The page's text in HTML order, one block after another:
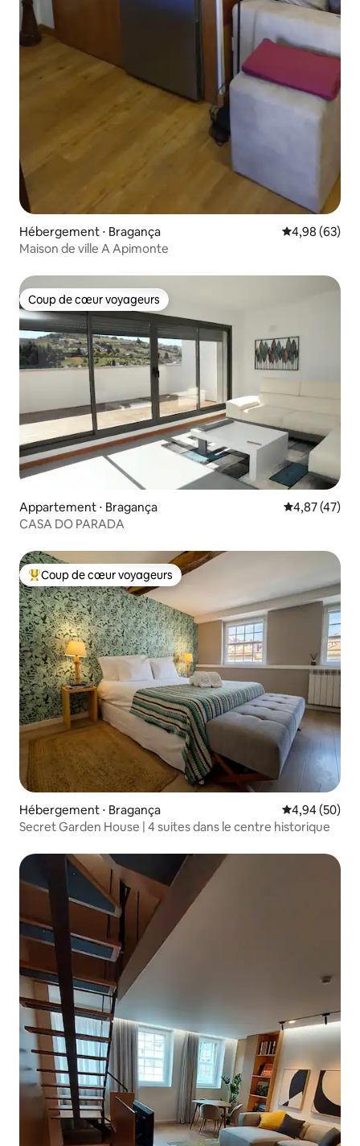
Hébergement ⋅ Bragança Évaluation
4,98 (63)
Maison de ville A Apimonte
Coup de cœur voyageurs
Coup de cœur voyageurs
Appartement ⋅ Bragança Évaluation
4,87 (47)
CASA DO PARADA
Coups de cœur voyageurs les plus appréciés
Coup de cœur voyageurs
Hébergement ⋅ Bragança Évaluation
4,94 (50)
Secret Garden House | 4 suites dans le centre historique